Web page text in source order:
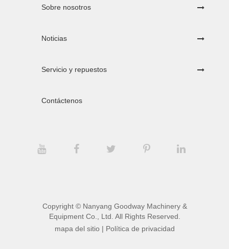
Sobre nosotros
Noticias
Servicio y repuestos
Contáctenos
Copyright © Nanyang Goodway Machinery &
Equipment Co., Ltd. All Rights Reserved.
mapa del sitio| Política de privacidad